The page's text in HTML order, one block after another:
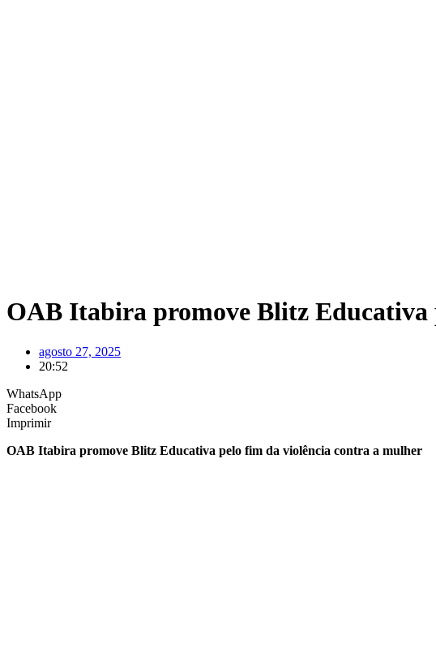
OAB Itabira promove Blitz
agosto 27, 2025
20:52
WhatsApp
Facebook
Imprimir
OAB Itabira promove Blitz Educativa pelo fim da violência contra a mulher